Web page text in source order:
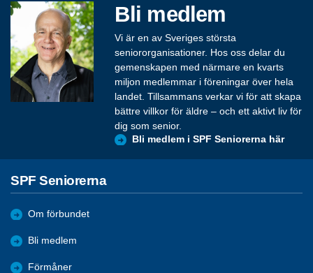
Bli medlem
Vi är en av Sveriges största
seniororganisationer. Hos oss delar du
gemenskapen med närmare en kvarts
miljon medlemmar i föreningar över hela
landet. Tillsammans verkar vi för att skapa
bättre villkor för äldre – och ett aktivt liv för
dig som senior.
Bli medlem i SPF Seniorerna här
SPF Seniorerna
Om förbundet
Bli medlem
Förmåner